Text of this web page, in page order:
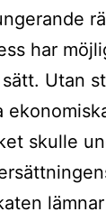
har
Utan
skulle